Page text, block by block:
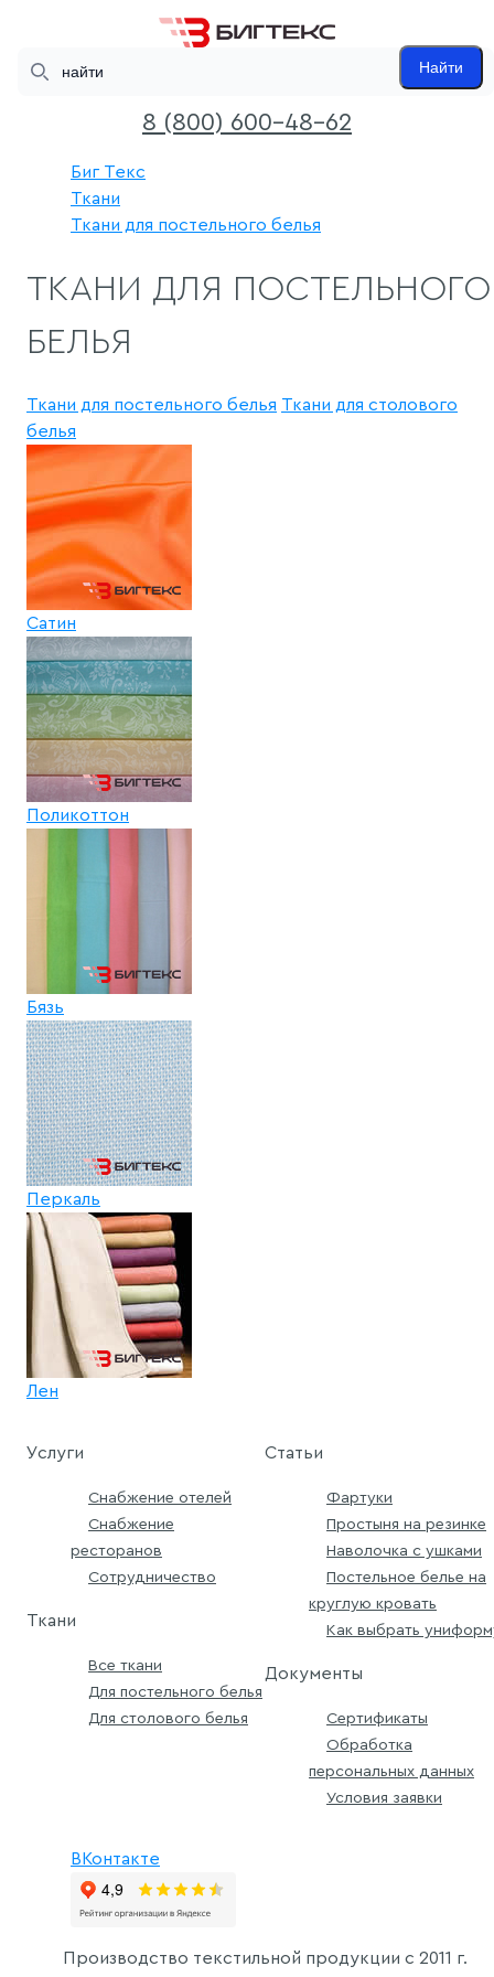
Найти
8 (800) 600-48-62
Биг Текс
Ткани
Ткани для постельного белья
ТКАНИ ДЛЯ ПОСТЕЛЬНОГО
БЕЛЬЯ
Ткани для постельного белья Ткани для столового
белья
Сатин
Поликоттон
Бязь
Перкаль
Лен
Услуги
Снабжение отелей
Снабжение
ресторанов
Сотрудничество
Ткани
Все ткани
Для постельного белья
Для столового белья
Статьи
Фартуки
Простыня на резинке
Наволочка с ушками
Постельное белье на
круглую кровать
Как выбрать
Документы
Сертификаты
Обработка
персональных данных
Условия заявки
ВКонтакте
Производство текстильной продукции с 2011 г.